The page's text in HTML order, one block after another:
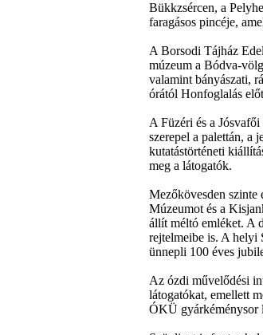
Bükkzsércen, a
faragásos pincéje,
A Borsodi Tájház
múzeum a Bódva-
valamint bányászati,
órától Honfoglalás
A Füzéri és a
szerepel a palettán, a
kutatástörténeti
meg a látogatók.
Mezőkövesden szinte
Múzeumot és a
állít méltó emléket. A
rejtelmeibe is. A helyi
ünnepli 100 éves
Az ózdi művelődési
látogatókat, emellett
ÓKÜ gyárkéménysor